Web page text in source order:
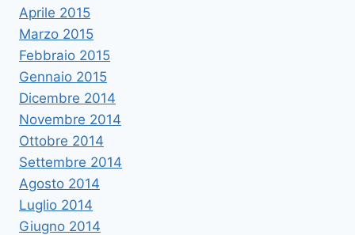
Aprile 2015
Marzo 2015
Febbraio 2015
Gennaio 2015
Dicembre 2014
Novembre 2014
Ottobre 2014
Settembre 2014
Agosto 2014
Luglio 2014
Giugno 2014